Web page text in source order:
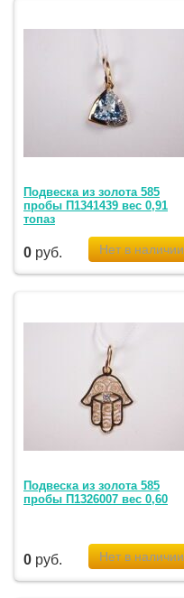
Подвеска из золота 585
пробы П1341439 вес 0,91
топаз
0 руб.
Подвеска из золота 585
пробы П1326007 вес 0,60
0 руб.